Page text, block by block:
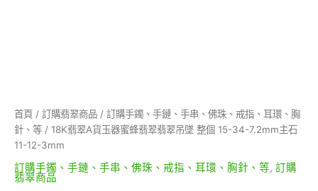
首頁 / 訂購翡翠商品 / 訂購手鐲、手鏈、手串、佛珠、戒指、耳環、胸
針、等 / 18K翡翠A貨玉器蜜蜂翡翠翡翠吊墜 整個 15-34-7.2mm主石
11-12-3mm
訂購手鐲、手鏈、手串、佛珠、戒指、耳環、胸針、等, 訂購
翡翠商品
石
11-
12-
3mm
數